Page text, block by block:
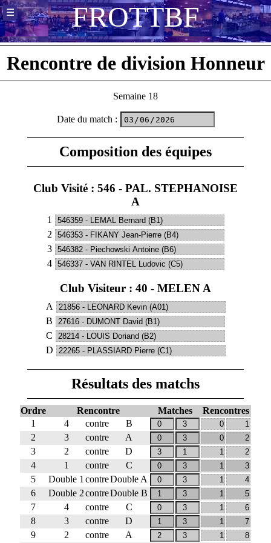
FROTTBF
☰
Rencontre de division Honneur
Semaine 18
Date du match :
Composition des équipes
Club Visité : 546 - PAL. STEPHANOISE
A
1
2
3
4
Club Visiteur : 40 - MELEN A
A
B
C
D
Résultats des matchs
Ordre Rencontre Matches
Rencontres
1
4 contre
B
2
3 contre
A
3
2 contre
D
4
1 contre
C
5
Double 1 contreDouble A
6
Double 2contreDouble B
7
4 contre
C
8
3 contre
D
9
2 contre A